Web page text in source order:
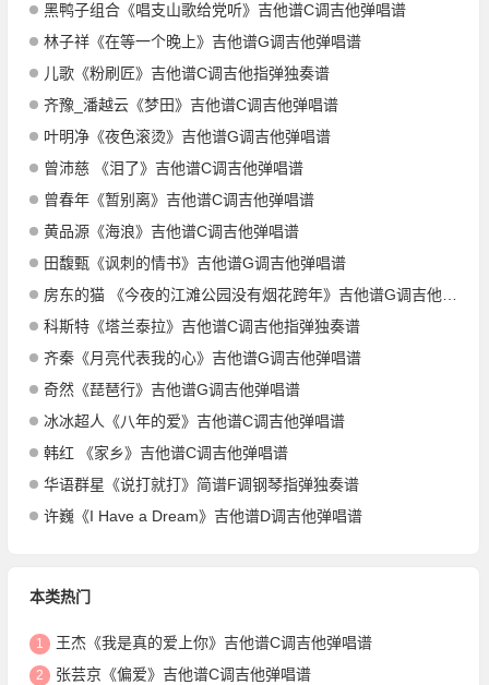
黑鸭子组合《唱支山歌给党听》吉他谱C调吉他弹唱谱
林子祥《在等一个晚上》吉他谱G调吉他弹唱谱
儿歌《粉刷匠》吉他谱C调吉他指弹独奏谱
齐豫_潘越云《梦田》吉他谱C调吉他弹唱谱
叶明净《夜色滚烫》吉他谱G调吉他弹唱谱
曾沛慈 《泪了》吉他谱C调吉他弹唱谱
曾春年《暂别离》吉他谱C调吉他弹唱谱
黄品源《海浪》吉他谱C调吉他弹唱谱
田馥甄《讽刺的情书》吉他谱G调吉他弹唱谱
房东的猫 《今夜的江滩公园没有烟花跨年》吉他谱G调吉他弹唱谱
科斯特《塔兰泰拉》吉他谱C调吉他指弹独奏谱
齐秦《月亮代表我的心》吉他谱G调吉他弹唱谱
奇然《琵琶行》吉他谱G调吉他弹唱谱
冰冰超人《八年的爱》吉他谱C调吉他弹唱谱
韩红 《家乡》吉他谱C调吉他弹唱谱
华语群星《说打就打》简谱F调钢琴指弹独奏谱
许巍《I Have a Dream》吉他谱D调吉他弹唱谱
本类热门
1 王杰《我是真的爱上你》吉他谱C调吉他弹唱谱
2 张芸京《偏爱》吉他谱C调吉他弹唱谱